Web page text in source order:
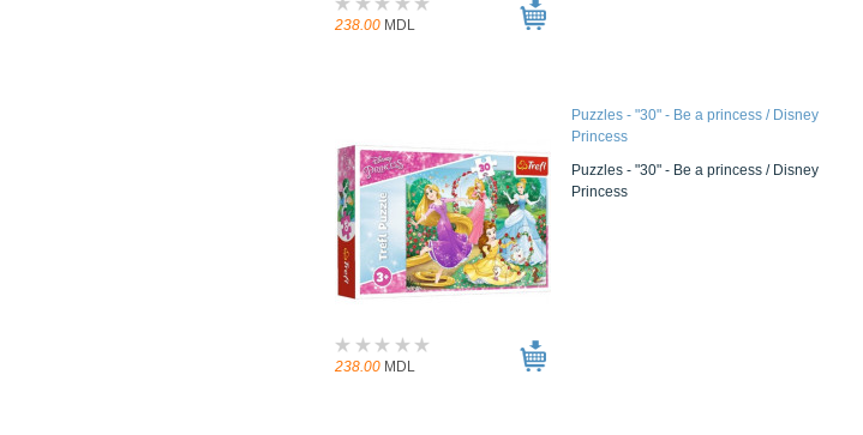
238.00 MDL
238.00 MDL
Puzzles - "30" - Be a princess / Disney
Princess
Puzzles - "30" - Be a princess / Disney
Princess